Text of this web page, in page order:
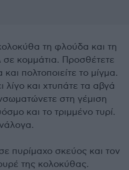
τη φλούδα και τη
σε κομμάτια. Προσθέτετε
πολτοποιείτε το μίγμα.
και χτυπάτε τα αβγά
στη γέμιση
και το τριμμένο τυρί.
πυρίμαχο σκεύος και τον
της κολοκύθας.